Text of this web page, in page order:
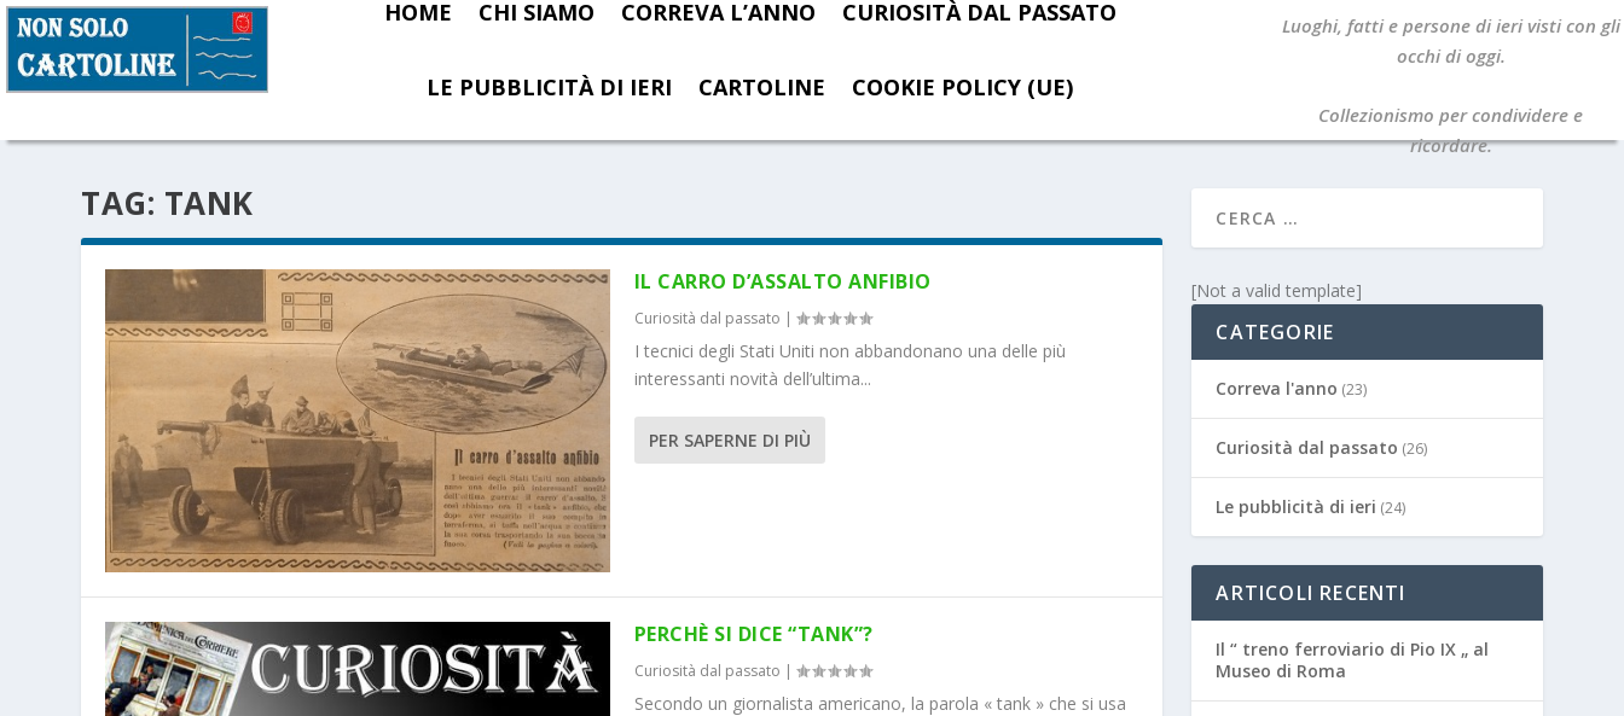
HOME CHI SIAMO CORREVA L’ANNO CURIOSITÀ DAL PASSATO
LE PUBBLICITÀ DI IERI CARTOLINE COOKIE POLICY (UE)
Luoghi, fatti e persone di ieri visti con gli
occhi di oggi.
Collezionismo per condividere e
ricordare.
TAG: TANK
IL CARRO D’ASSALTO ANFIBIO
Curiosità dal passato |
I tecnici degli Stati Uniti non abbandonano una delle più
interessanti novità dell’ultima...
PER SAPERNE DI PIÙ
PERCHÈ SI DICE “TANK”?
Curiosità dal passato |
Secondo un giornalista americano, la parola « tank » che si usa
[Not a valid template]
CATEGORIE
Correva l'anno (23)
Curiosità dal passato (26)
Le pubblicità di ieri (24)
ARTICOLI RECENTI
Il “ treno ferroviario di Pio IX „ al
Museo di Roma